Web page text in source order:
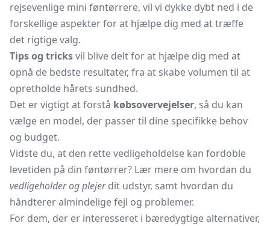
rejsevenlige mini føntørrere, vil vi dykke dybt ned i de
forskellige aspekter for at hjælpe dig med at træffe
det rigtige valg.
Tips og tricksvil blive delt for at hjælpe dig med at
opnå de bedste resultater, fra at skabe volumen til at
opretholde hårets sundhed.
Det er vigtigt at forstå købsovervejelser, så du kan
vælge en model, der passer til dine specifikke behov
og budget.
Vidste du, at den rette vedligeholdelse kan fordoble
levetiden på din føntørrer? Lær mere om hvordan du
vedligeholder og plejerdit udstyr, samt hvordan du
håndterer almindelige fejl og problemer.
For dem, der er interesseret i bæredygtige alternativer,